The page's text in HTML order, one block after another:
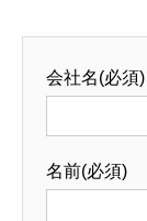
会社名(必須)
名前(必須)